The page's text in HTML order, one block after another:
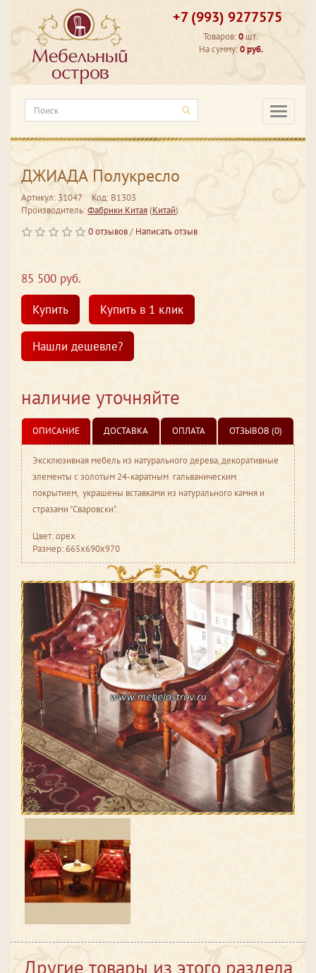
+7 (993) 9277575
Товаров:0 шт.
На сумму:0 руб.
ДЖИАДА Полукресло
Артикул: 31047
Код: В1303
Производитель:Фабрики Китая(Китай)
0 отзывов/ Написать отзыв
85 500 руб.
Купить
Купить в 1 клик
Нашли дешевле?
наличие уточняйте
ОПИСАНИЕ ДОСТАВКА ОПЛАТА ОТЗЫВОВ (0)
Эксклюзивная мебель из натурального дерева, декоративные
элементы с золотым 24-каратным гальваническим
покрытием, украшены вставками из натурального камня и
стразами "Сваровски".
Цвет: орех
Размер: 665x690x970
Другие товары из этого раздела